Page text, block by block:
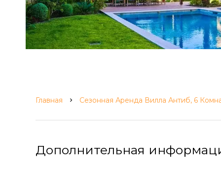
Главная Сезонная Аренда Вилла Антиб, 6
Дополнительная